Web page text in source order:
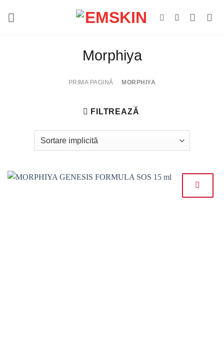
Morphiya
PRIMA PAGINĂ MORPHIYA
FILTREAZĂ